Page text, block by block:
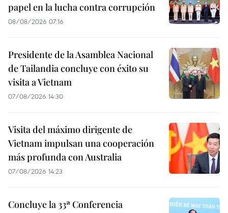
papel en la lucha contra corrupción
08/08/2026 07:16
Presidente de la Asamblea Nacional
de Tailandia concluye con éxito su
visita a Vietnam
07/08/2026 14:30
Visita del máximo dirigente de
Vietnam impulsan una cooperación
más profunda con Australia
07/08/2026 14:23
Concluye la 33ª Conferencia